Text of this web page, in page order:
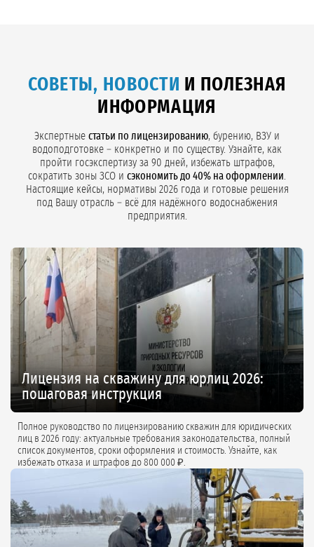
СОВЕТЫ, НОВОСТИ И ПОЛЕЗНАЯ
ИНФОРМАЦИЯ
Экспертные статьи по лицензированию, бурению, ВЗУ и
водоподготовке – конкретно и по существу. Узнайте, как
пройти госэкспертизу за 90 дней, избежать штрафов,
сократить зоны ЗСО и сэкономить до 40% на оформлении
Настоящие кейсы, нормативы 2026 года и готовые решения
под Вашу отрасль – всё для надёжного водоснабжения
предприятия.
Лицензия на скважину для юрлиц 2026:
пошаговая инструкция
Полное руководство по лицензированию скважин для юридических
лиц в 2026 году: актуальные требования законодательства, полный
список документов, сроки оформления и стоимость. Узнайте, как
избежать отказа и штрафов до 800 000 ₽.